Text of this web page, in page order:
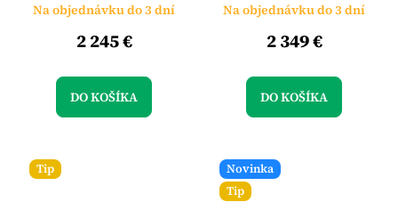
Na objednávku do 3 dní
2 245 €
DO KOŠÍKA
Na objednávku do 3 dní
2 349 €
DO KOŠÍKA
Tip
Novinka
Tip